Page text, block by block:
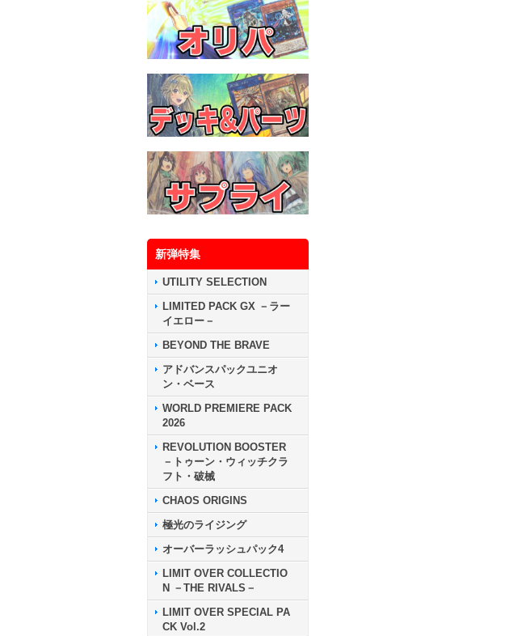
新弾特集
UTILITY SELECTION
LIMITED PACK GX －ラー
イエロー－
BEYOND THE BRAVE
アドバンスパックユニオ
ン・ベース
WORLD PREMIERE PACK
2026
REVOLUTION BOOSTER
－トゥーン・ウィッチクラ
フト・破械
CHAOS ORIGINS
極光のライジング
オーバーラッシュパック4
LIMIT OVER COLLECTIO
N －THE RIVALS－
LIMIT OVER SPECIAL PA
CK Vol.2